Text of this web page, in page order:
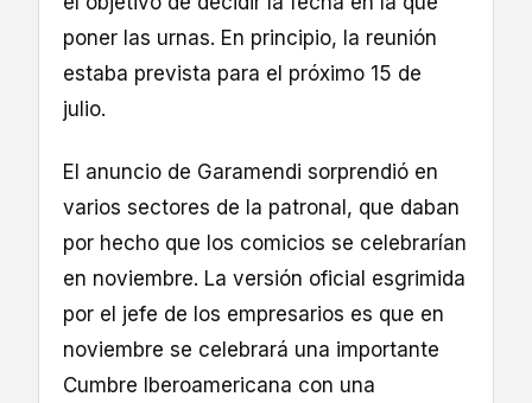
poner las urnas. En principio, la reunión
estaba prevista para el próximo 15 de
julio.
El anuncio de Garamendi sorprendió en
varios sectores de la patronal, que daban
por hecho que los comicios se celebrarían
en noviembre. La versión oficial esgrimida
por el jefe de los empresarios es que en
noviembre se celebrará una importante
Cumbre Iberoamericana con una